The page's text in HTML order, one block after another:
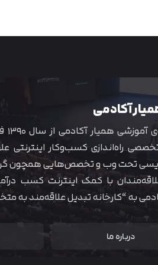
آکادمی
راه‌اندازی کسب‌و‌کار اینترنتی
تحت وب و تخصص‌هایی همچون
با کمک اینترنت کسب
به “کارخانه تبدیل علاقه‌مند به
درباره ما